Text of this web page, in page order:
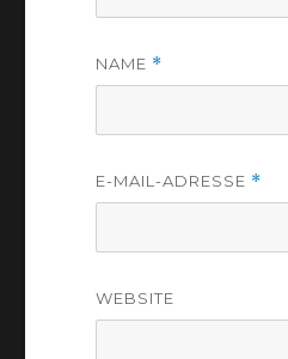
NAME *
E-MAIL-ADRESSE *
WEBSITE